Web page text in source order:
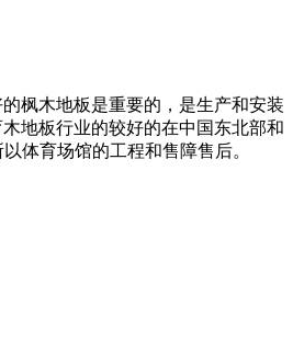
枫木地板是重要的，是生产和安装
地板行业的较好的在中国东北部和
体育场馆的工程和售障售后。